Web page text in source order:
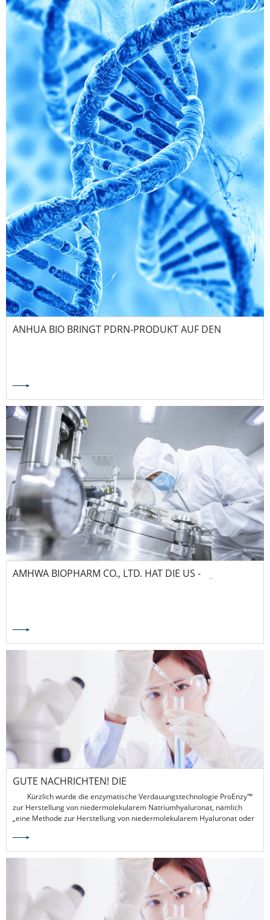
ANHUA BIO BRINGT PDRN-PRODUKT AUF DEN
AMHWA BIOPHARM CO., LTD. HAT DIE US -
AMERIKANISCHE FDA -INSPEKTION OHNE MÄNGEL
GUTE NACHRICHTEN! DIE
ENZYMSCHNEIDETECHNOLOGIE PROENZY™ VON
AMHWA BIOLOGY HAT DAS NATIONALE
ERFINDUNGSPATENT ERHALTEN
Kürzlich wurde die enzymatische Verdauungstechnologie ProEnzy™
zur Herstellung von niedermolekularem Natriumhyaluronat, nämlich
„eine Methode zur Herstellung von niedermolekularem Hyaluronat oder
für geistiges Eigentum offiziell genehmigt und erhielt das Zertifikat des
chinesischen Erfindungspatents, was einen Durchbruch auf dem Gebiet
der biologischen Ingenieurstechnologie in unserem Land darstellt.